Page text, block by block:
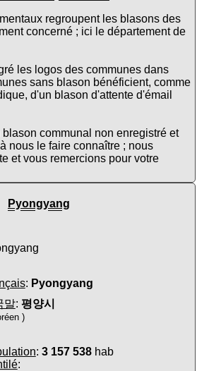
regroupent les blasons des
concerné ; ici le département de
les logos des communes dans
sans blason bénéficient, comme
d'un blason d'attente d'émail
communal non enregistré et
nous le faire connaître ; nous
et vous remercions pour votre
Pyongyang
: Pyongyang
말: 평양시
)
: 3 157 538hab
: